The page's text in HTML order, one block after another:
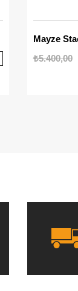
₺5.400,00